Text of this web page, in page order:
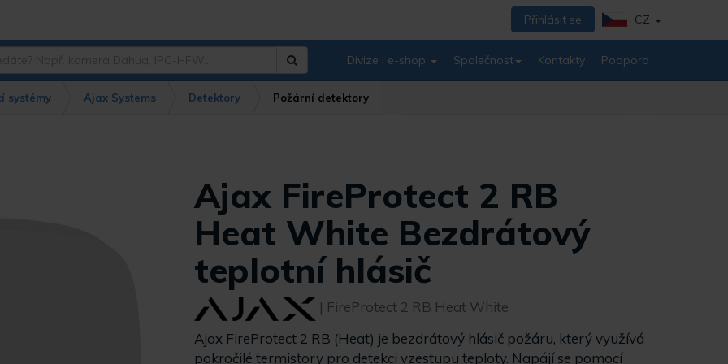
Přihlásit se CZ
Divize | e-shop Společnost Kontakty Podpora
systémy Ajax Systems Detektory Požární detektory
Ajax FireProtect 2 RB
Heat White Bezdrátový
teplotní hlásič
| FireProtect 2 RB Heat White
Ajax FireProtect 2 RB (Heat) je bezdrátový hlásič požáru, který využívá
pokročilé termistory pro detekci vzestupu teploty. Napájí se pomocí